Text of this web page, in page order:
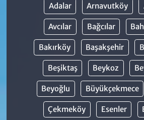
Adalar Arnavutköy
Avcılar Bağcılar
Bakırköy Başakşehir
Beşiktaş Beykoz
Beyoğlu Büyükçekmece
Çekmeköy Esenler